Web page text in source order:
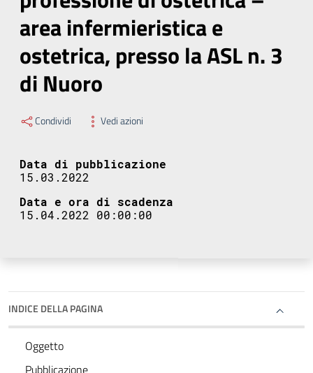
area infermieristica e
ostetrica, presso la ASL n. 3
di Nuoro
Condividi Vedi azioni
Data di pubblicazione
15.03.2022
Data e ora di scadenza
15.04.2022 00:00:00
INDICE DELLA PAGINA
Oggetto